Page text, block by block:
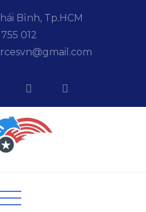
Bình, Tp.HCM
012